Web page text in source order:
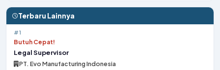
Terbaru Lainnya
#1
Butuh Cepat!
Legal Supervisor
PT. Evo Manufacturing Indonesia